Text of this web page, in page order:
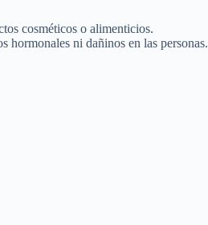
cosméticos o alimenticios.
hormonales ni dañinos en las personas.